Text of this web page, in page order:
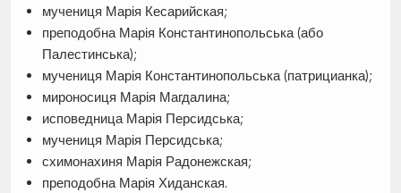
мучениця Марія Кесарийская;
преподобна Марія Константинопольська (або
Палестинська);
мучениця Марія Константинопольська (патрицианка);
мироносиця Марія Магдалина;
исповедница Марія Персидська;
мучениця Марія Персидська;
схимонахиня Марія Радонежская;
преподобна Марія Хиданская.